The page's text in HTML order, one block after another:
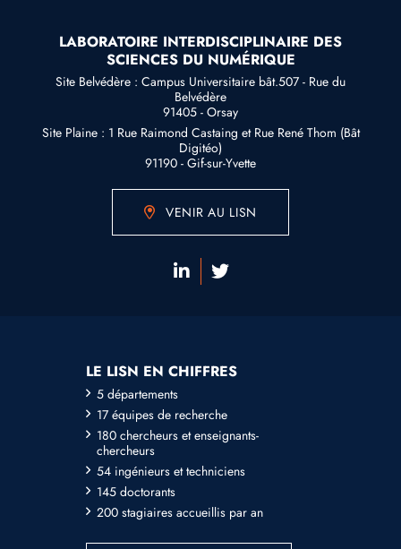
LABORATOIRE INTERDISCIPLINAIRE DES
SCIENCES DU NUMÉRIQUE
Site Belvédère : Campus Universitaire bât.507 - Rue du
Belvédère
91405 - Orsay
Site Plaine : 1 Rue Raimond Castaing et Rue René Thom (Bât
Digitéo)
91190 - Gif-sur-Yvette
VENIR AU LISN
LE LISN EN CHIFFRES
5 départements
17 équipes de recherche
180 chercheurs et enseignants-
chercheurs
54 ingénieurs et techniciens
145 doctorants
200 stagiaires accueillis par an